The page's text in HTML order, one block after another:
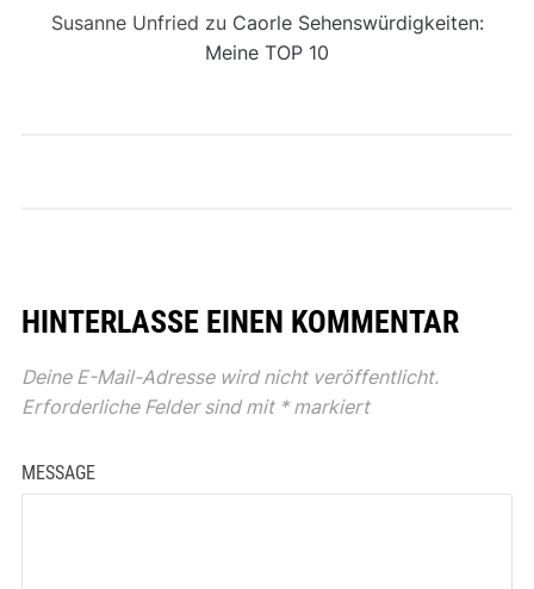
Susanne Unfried zu Caorle Sehenswürdigkeiten:
Meine TOP 10
HINTERLASSE EINEN KOMMENTAR
Deine E-Mail-Adresse wird nicht veröffentlicht.
Erforderliche Felder sind mit *markiert
MESSAGE